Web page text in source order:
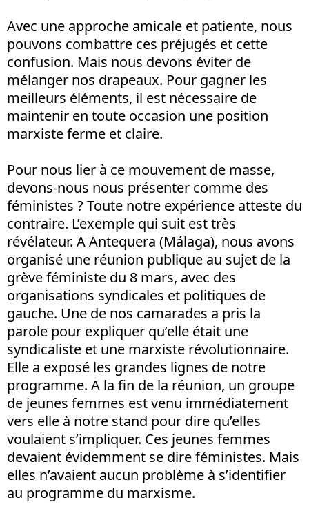
Avec une approche amicale et patiente, nous
pouvons combattre ces préjugés et cette
confusion. Mais nous devons éviter de
mélanger nos drapeaux. Pour gagner les
meilleurs éléments, il est nécessaire de
maintenir en toute occasion une position
marxiste ferme et claire.
Pour nous lier à ce mouvement de masse,
devons-nous nous présenter comme des
féministes ? Toute notre expérience atteste du
contraire. L’exemple qui suit est très
révélateur. A Antequera (Málaga), nous avons
organisé une réunion publique au sujet de la
grève féministe du 8 mars, avec des
organisations syndicales et politiques de
gauche. Une de nos camarades a pris la
parole pour expliquer qu’elle était une
syndicaliste et une marxiste révolutionnaire.
Elle a exposé les grandes lignes de notre
programme. A la fin de la réunion, un groupe
de jeunes femmes est venu immédiatement
vers elle à notre stand pour dire qu’elles
voulaient s’impliquer. Ces jeunes femmes
devaient évidemment se dire féministes. Mais
elles n’avaient aucun problème à s’identifier
au programme du marxisme.